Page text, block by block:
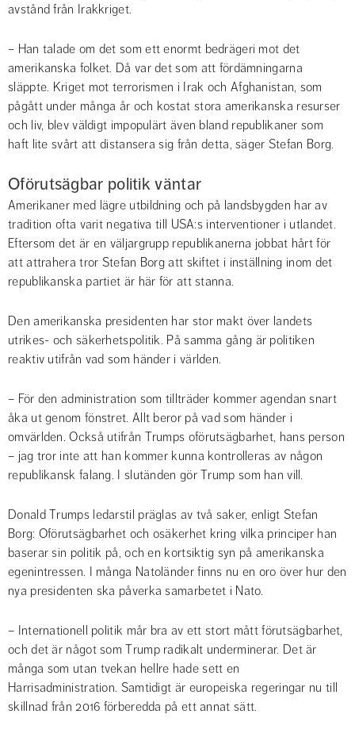
avstånd från Irakkriget.
– Han talade om det som ett enormt bedrägeri mot det
amerikanska folket. Då var det som att fördämningarna
släppte. Kriget mot terrorismen i Irak och Afghanistan, som
pågått under många år och kostat stora amerikanska resurser
och liv, blev väldigt impopulärt även bland republikaner som
haft lite svårt att distansera sig från detta, säger Stefan Borg.
Oförutsägbar politik väntar
Amerikaner med lägre utbildning och på landsbygden har av
tradition ofta varit negativa till USA:s interventioner i utlandet.
Eftersom det är en väljargrupp republikanerna jobbat hårt för
att attrahera tror Stefan Borg att skiftet i inställning inom det
republikanska partiet är här för att stanna.
Den amerikanska presidenten har stor makt över landets
utrikes- och säkerhetspolitik. På samma gång är politiken
reaktiv utifrån vad som händer i världen.
– För den administration som tillträder kommer agendan snart
åka ut genom fönstret. Allt beror på vad som händer i
omvärlden. Också utifrån Trumps oförutsägbarhet, hans person
– jag tror inte att han kommer kunna kontrolleras av någon
republikansk falang. I slutänden gör Trump som han vill.
Donald Trumps ledarstil präglas av två saker, enligt Stefan
Borg: Oförutsägbarhet och osäkerhet kring vilka principer han
baserar sin politik på, och en kortsiktig syn på amerikanska
egenintressen. I många Natoländer finns nu en oro över hur den
nya presidenten ska påverka samarbetet i Nato.
– Internationell politik mår bra av ett stort mått förutsägbarhet,
och det är något som Trump radikalt underminerar. Det är
många som utan tvekan hellre hade sett en
Harrisadministration. Samtidigt är europeiska regeringar nu till
skillnad från 2016 förberedda på ett annat sätt.